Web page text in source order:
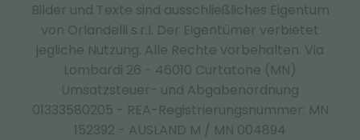
Bilder und Texte sind ausschließliches Eigentum
von Orlandelli s.r.l. Der Eigentümer verbietet
jegliche Nutzung. Alle Rechte vorbehalten. Via
Lombardi 26 - 46010 Curtatone (MN)
Umsatzsteuer- und Abgabenordnung
01333580205 - REA-Registrierungsnummer: MN
152392 - AUSLAND M / MN 004894